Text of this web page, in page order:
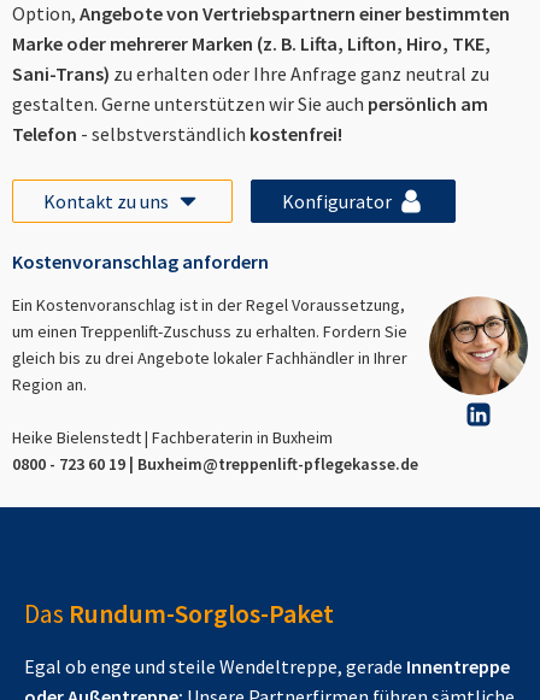
Option, Angebote von Vertriebspartnern einer bestimmten
Marke oder mehrerer Marken (z. B. Lifta, Lifton, Hiro, TKE,
Sani-Trans) zu erhalten oder Ihre Anfrage ganz neutral zu
gestalten. Gerne unterstützen wir Sie auch persönlich am
Telefon - selbstverständlich kostenfrei!
Kontakt zu uns Konfigurator
Kostenvoranschlag anfordern
Ein Kostenvoranschlag ist in der Regel Voraussetzung,
um einen Treppenlift-Zuschuss zu erhalten. Fordern Sie
gleich bis zu drei Angebote lokaler Fachhändler in Ihrer
Region an.
Heike Bielenstedt | Fachberaterin in Buxheim
0800 - 723 60 19 | Buxheim@treppenlift-pflegekasse.de
Das Rundum-Sorglos-Paket
Egal ob enge und steile Wendeltreppe, gerade Innentreppe